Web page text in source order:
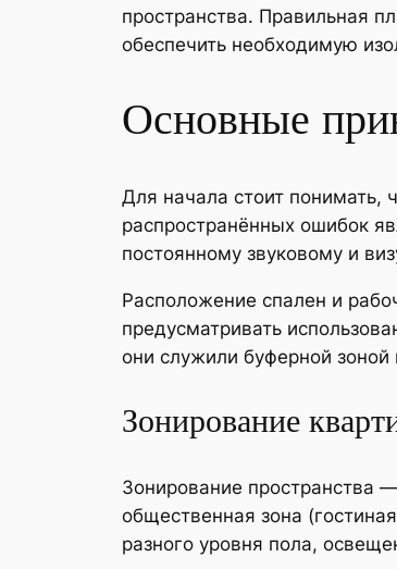
пространства. Правильная
обеспечить необходимую
Основные
Для начала стоит понимать,
распространённых ошибок
постоянному звуковому и
Расположение спален и
предусматривать
они служили буферной
Зонирование
Зонирование пространства
общественная зона
разного уровня пола,